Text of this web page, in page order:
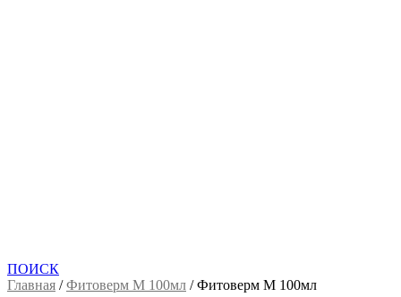
ПОИСК
Главная /Фитоверм М 100мл /Фитоверм М 100мл